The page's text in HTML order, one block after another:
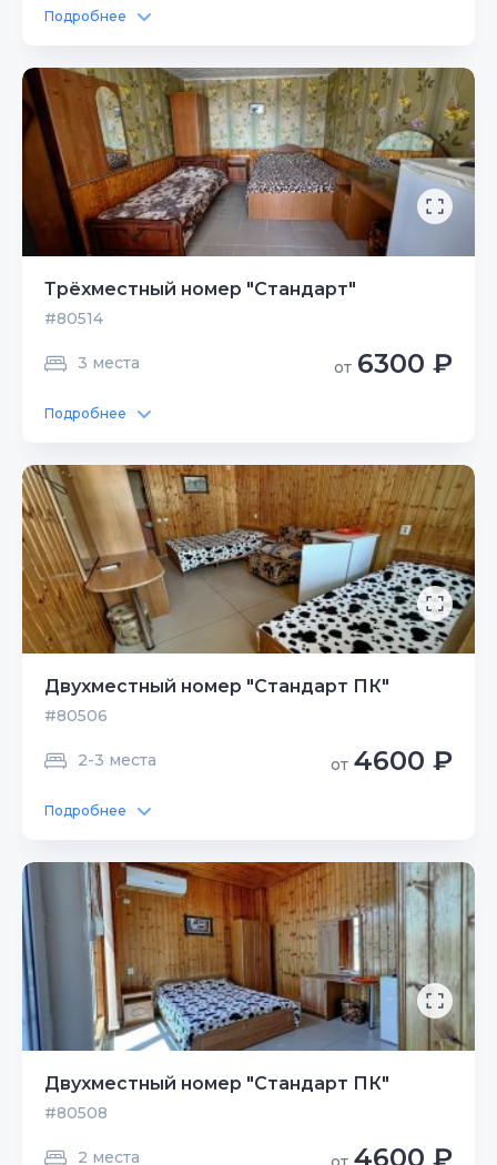
Подробнее
Трёхместный номер "Стандарт"
#80514
3 места от 6300 ₽
Подробнее
Двухместный номер "Стандарт ПК"
#80506
2-3 места от 4600 ₽
Подробнее
Двухместный номер "Стандарт ПК"
#80508
2 места 4600 ₽